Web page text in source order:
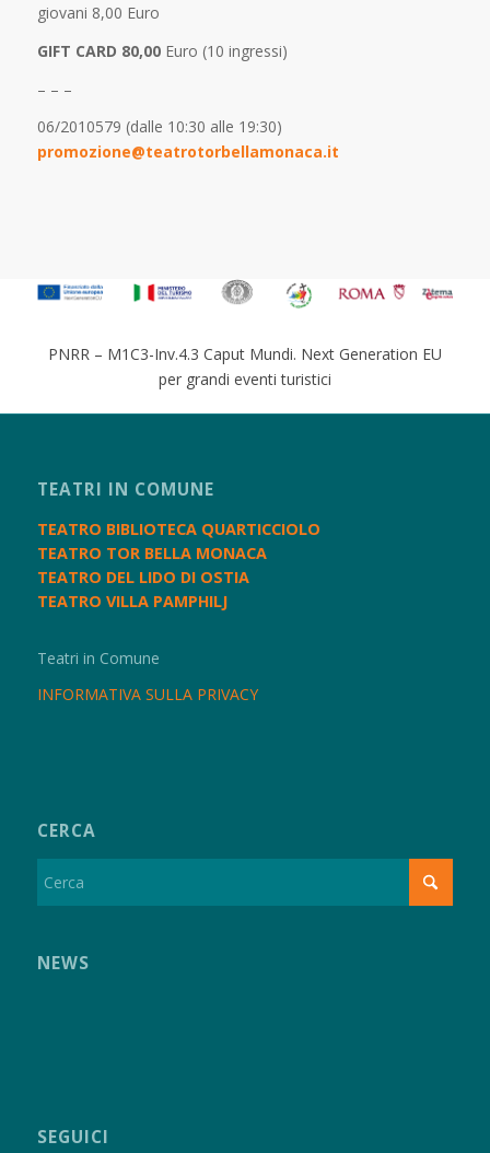
giovani 8,00 Euro
GIFT CARD 80,00Euro (10 ingressi)
– – –
06/2010579 (dalle 10:30 alle 19:30)
promozione@teatrotorbellamonaca.it
PNRR – M1C3-Inv.4.3 Caput Mundi. Next Generation EU
per grandi eventi turistici
TEATRI IN COMUNE
TEATRO BIBLIOTECA QUARTICCIOLO
TEATRO TOR BELLA MONACA
TEATRO DEL LIDO DI OSTIA
TEATRO VILLA PAMPHILJ
Teatri in Comune
INFORMATIVA SULLA PRIVACY
CERCA
NEWS
SEGUICI